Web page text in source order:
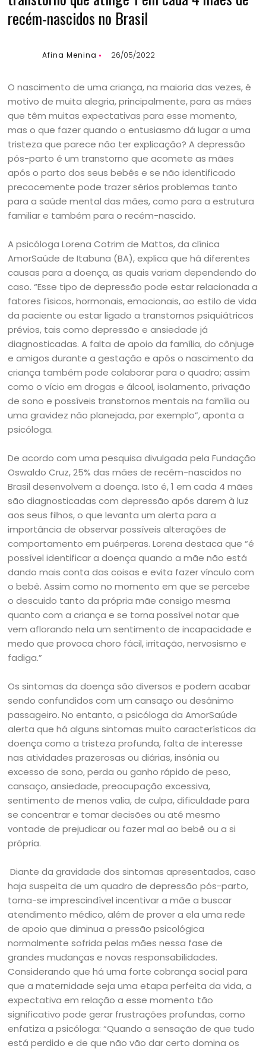
recém-nascidos no Brasil
Afina Menina 26/05/2022
O nascimento de uma criança, na maioria das vezes, é
motivo de muita alegria, principalmente, para as mães
que têm muitas expectativas para esse momento,
mas o que fazer quando o entusiasmo dá lugar a uma
tristeza que parece não ter explicação? A depressão
pós-parto é um transtorno que acomete as mães
após o parto dos seus bebês e se não identificado
precocemente pode trazer sérios problemas tanto
para a saúde mental das mães, como para a estrutura
familiar e também para o recém-nascido.
A psicóloga Lorena Cotrim de Mattos, da clínica
AmorSaúde de Itabuna (BA), explica que há diferentes
causas para a doença, as quais variam dependendo do
caso. “Esse tipo de depressão pode estar relacionada a
fatores físicos, hormonais, emocionais, ao estilo de vida
da paciente ou estar ligado a transtornos psiquiátricos
prévios, tais como depressão e ansiedade já
diagnosticadas. A falta de apoio da família, do cônjuge
e amigos durante a gestação e após o nascimento da
criança também pode colaborar para o quadro; assim
como o vício em drogas e álcool, isolamento, privação
de sono e possíveis transtornos mentais na família ou
uma gravidez não planejada, por exemplo”, aponta a
psicóloga.
De acordo com uma pesquisa divulgada pela Fundação
Oswaldo Cruz, 25% das mães de recém-nascidos no
Brasil desenvolvem a doença. Isto é, 1 em cada 4 mães
são diagnosticadas com depressão após darem à luz
aos seus filhos, o que levanta um alerta para a
importância de observar possíveis alterações de
comportamento em puérperas. Lorena destaca que “é
possível identificar a doença quando a mãe não está
dando mais conta das coisas e evita fazer vínculo com
o bebê. Assim como no momento em que se percebe
o descuido tanto da própria mãe consigo mesma
quanto com a criança e se torna possível notar que
vem aflorando nela um sentimento de incapacidade e
medo que provoca choro fácil, irritação, nervosismo e
fadiga.”
Os sintomas da doença são diversos e podem acabar
sendo confundidos com um cansaço ou desânimo
passageiro. No entanto, a psicóloga da AmorSaúde
alerta que há alguns sintomas muito característicos da
doença como a tristeza profunda, falta de interesse
nas atividades prazerosas ou diárias, insônia ou
excesso de sono, perda ou ganho rápido de peso,
cansaço, ansiedade, preocupação excessiva,
sentimento de menos valia, de culpa, dificuldade para
se concentrar e tomar decisões ou até mesmo
vontade de prejudicar ou fazer mal ao bebê ou a si
própria.
Diante da gravidade dos sintomas apresentados, caso
haja suspeita de um quadro de depressão pós-parto,
torna-se imprescindível incentivar a mãe a buscar
atendimento médico, além de prover a ela uma rede
de apoio que diminua a pressão psicológica
normalmente sofrida pelas mães nessa fase de
grandes mudanças e novas responsabilidades.
Considerando que há uma forte cobrança social para
que a maternidade seja uma etapa perfeita da vida, a
expectativa em relação a esse momento tão
significativo pode gerar frustrações profundas, como
enfatiza a psicóloga: “Quando a sensação de que tudo
está perdido e de que não vão dar certo domina os